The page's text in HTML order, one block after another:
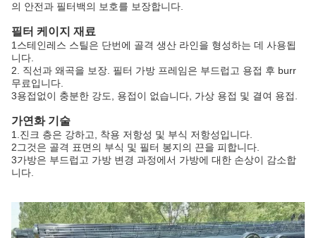
의 안전과 필터백의 보호를 보장합니다.
필터 케이지 재료
1스테인레스 스틸은 단번에 골격 생산 라인을 형성하는 데 사용됩
니다.
2. 직선과 왜곡을 보장. 필터 가방 프레임은 부드럽고 용접 후 burr
무료입니다.
3용접없이 충분한 강도, 용접이 없습니다, 가상 용접 및 결여 용접.
가연화 기술
1.진크 층은 강하고, 착용 저항성 및 부식 저항성입니다.
2그것은 골격 표면의 부식 및 필터 봉지의 끈을 피합니다.
3가방은 부드럽고 가방 변경 과정에서 가방에 대한 손상이 감소합
니다.